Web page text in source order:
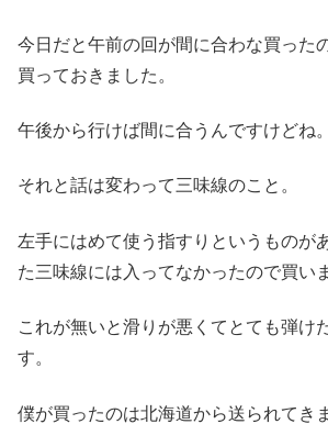
今日だと午前の回が間に合わな買った
買っておきました。
午後から行けば間に合うんですけどね。
それと話は変わって三味線のこと。
左手にはめて使う指すりというものが
た三味線には入ってなかったので買い
これが無いと滑りが悪くてとても弾け
す。
僕が買ったのは北海道から送られてき